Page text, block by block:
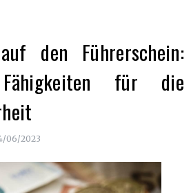
den Führerschein:
Fähigkeiten für die
06/2023